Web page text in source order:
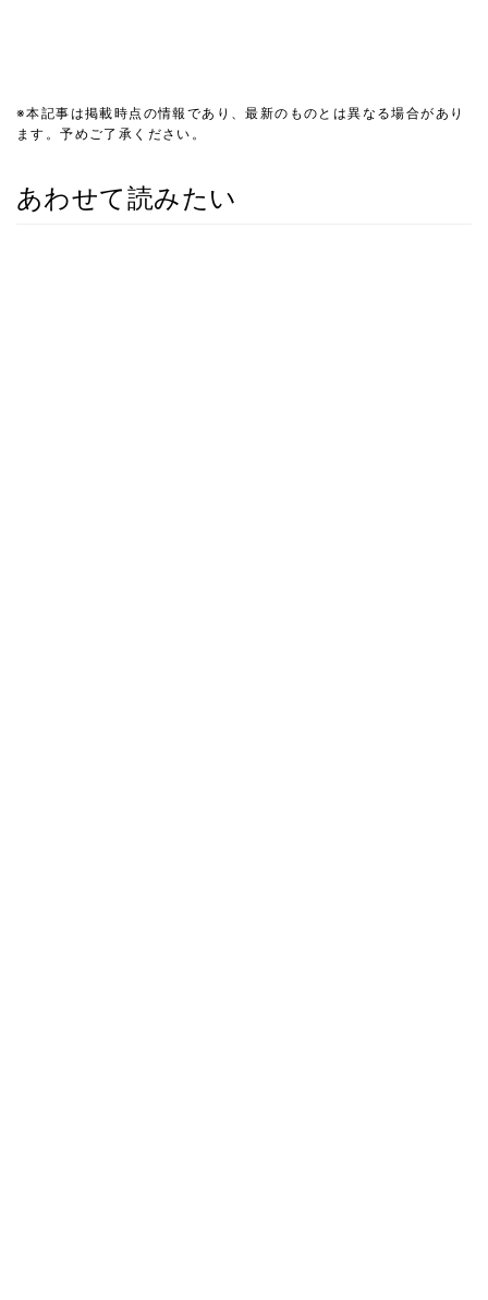
※本記事は掲載時点の情報であり、最新のものとは異なる場合があり
ます。予めご了承ください。
あわせて読みたい